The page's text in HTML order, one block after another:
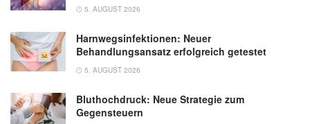
5. AUGUST 2026
Harnwegsinfektionen: Neuer
Behandlungsansatz erfolgreich getestet
5. AUGUST 2026
Bluthochdruck: Neue Strategie zum
Gegensteuern